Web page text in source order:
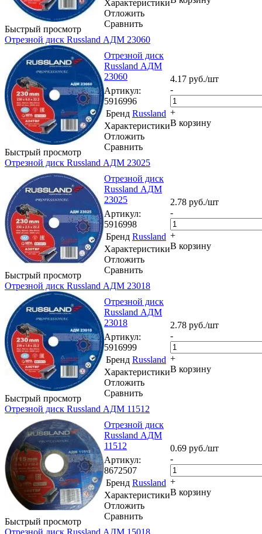
Быстрый просмотр
Характеристики
Отложить
Сравнить
Отрезной диск Russland АДМ 23060
Быстрый просмотр
Отрезной диск
Russland АДМ
23060
Артикул:
5916996
Бренд Russland
Характеристики
Отложить
Сравнить
4.17 руб./шт
-
+
В корзину
Отрезной диск Russland АДМ 23025
Быстрый просмотр
Отрезной диск
Russland АДМ
23025
Артикул:
5916998
Бренд Russland
Характеристики
Отложить
Сравнить
2.78 руб./шт
-
+
В корзину
Отрезной диск Russland АДМ 23018
Быстрый просмотр
Отрезной диск
Russland АДМ
23018
Артикул:
5916999
Бренд Russland
Характеристики
Отложить
Сравнить
2.78 руб./шт
-
+
В корзину
Отрезной диск Russland АДМ 11512
Быстрый просмотр
Отрезной диск
Russland АДМ
11512
Артикул:
8672507
Бренд Russland
Характеристики
Отложить
Сравнить
0.69 руб./шт
-
+
В корзину
Отрезной диск Russland АДМ 15018